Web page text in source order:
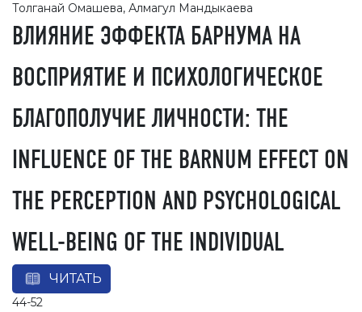
Толганай Омашева, Алмагул Мандыкаева
ВЛИЯНИЕ ЭФФЕКТА БАРНУМА НА
ВОСПРИЯТИЕ И ПСИХОЛОГИЧЕСКОЕ
БЛАГОПОЛУЧИЕ ЛИЧНОСТИ: THE
INFLUENCE OF THE BARNUM EFFECT ON
THE PERCEPTION AND PSYCHOLOGICAL
WELL-BEING OF THE INDIVIDUAL
ЧИТАТЬ
44-52